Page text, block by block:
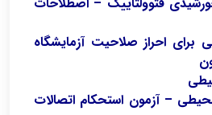
برای احراز صلاحیت آزمایشگاه
محیطی – آزمون استحکام اتصالات